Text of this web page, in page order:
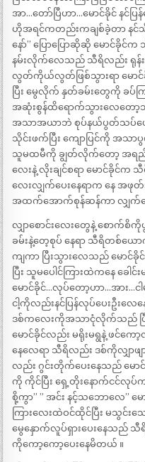
အာ…တော်ပြီဟာ…မောင်ခိုင် နင်ပြ
ဟိုအရင်ကတည်းကချစ်ခဲ့တာ နင်သိပ
နော်” ပြောပြောဆိုဆို မောင်
နမ်းလိုက်လေသည် သီရိလည်း ရုန်းဖို့
လွတ်ကိုယ်လွတ်ဖြစ်သွားရာ မော
ပြီး မွေလိုက် နှတ်ခမ်းတွေကို ခပ်
အဆုံးစွန်ထိရောက်သွားလေတော့သ
အသာအယာဘဲ စုပ်နယ်ပွတ်သပ်ပ
သိုင်းဖက်ပြီး ကျောပြင်ကို အသာ
သူမထမီကို ချွတ်လိုက်တော့ အရည်ရွဲ
လေးနဲ့ လိုးချင်စရာ မောင်ခိုင်
လေးလျှက်ပေးနေရာက နေ အ
အထက်အောက်စုန်ဆန်ကာ လျှက်
လျှာစောင်းလေးတွေနဲ့ စောက်
ခမ်းနဲ့တေ့စုပ် နေရာ သီရိတစ်ယ
ကျကာ ပြီးသွားလေသည် မောင်
ပြီး သူမပေါင်ကြားထဲကနေ ခေါ
မောင်ခိုင်…လုပ်တော့ဟာ…အား…ငါ
ငါ့ကိုလည်းနင်ပြန်လုပ်ပေးဦးလေန
ဒစ်ကလေးကိုအသာငုံလိုက်သည် ပြီ
မောင်ခိုင်လည်း မရိုးမရွနဲ့ ဖင်က
နေလေရာ သီရိလည်း ဒစ်ကိုလျှာဖျ
လည်း ဂွင်းတိုက်ပေးနေသည် မေ
ကို ကိုင်ပြီး ရှေ့တိုးနောက်ငင်လုပ်
စို့ကွာ” ” အင်း နင့်သဘောလေ” မ
ကြားလေးထဲဝင်ထိုင်ပြီး မသွင်း
မွေနှောက်လူပ်ရှားပေးနေသည် သီ
ကိုကော့ကော့ပေးနေမိတယ် ။